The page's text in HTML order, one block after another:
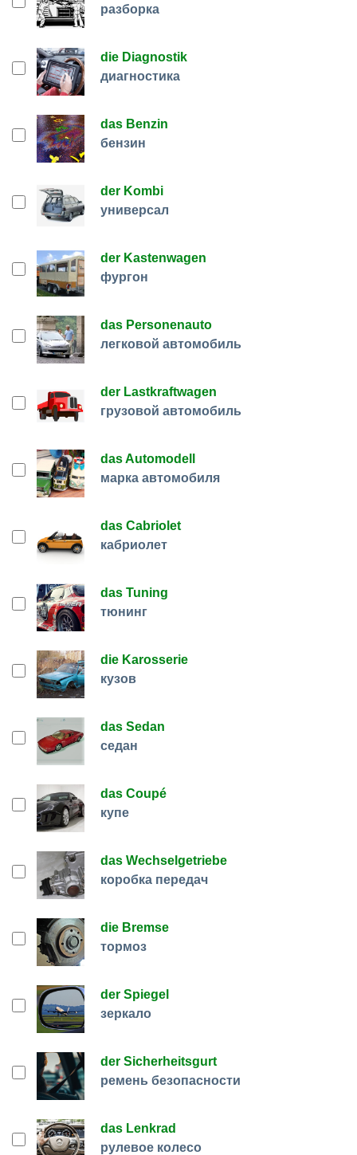
разборка
die Diagnostik
диагностика
das Benzin
бензин
der Kombi
универсал
der Kastenwagen
фургон
das Personenauto
легковой автомобиль
der Lastkraftwagen
грузовой автомобиль
das Automodell
марка автомобиля
das Cabriolet
кабриолет
das Tuning
тюнинг
die Karosserie
кузов
das Sedan
седан
das Coupé
купе
das Wechselgetriebe
коробка передач
die Bremse
тормоз
der Spiegel
зеркало
der Sicherheitsgurt
ремень безопасности
das Lenkrad
рулевое колесо